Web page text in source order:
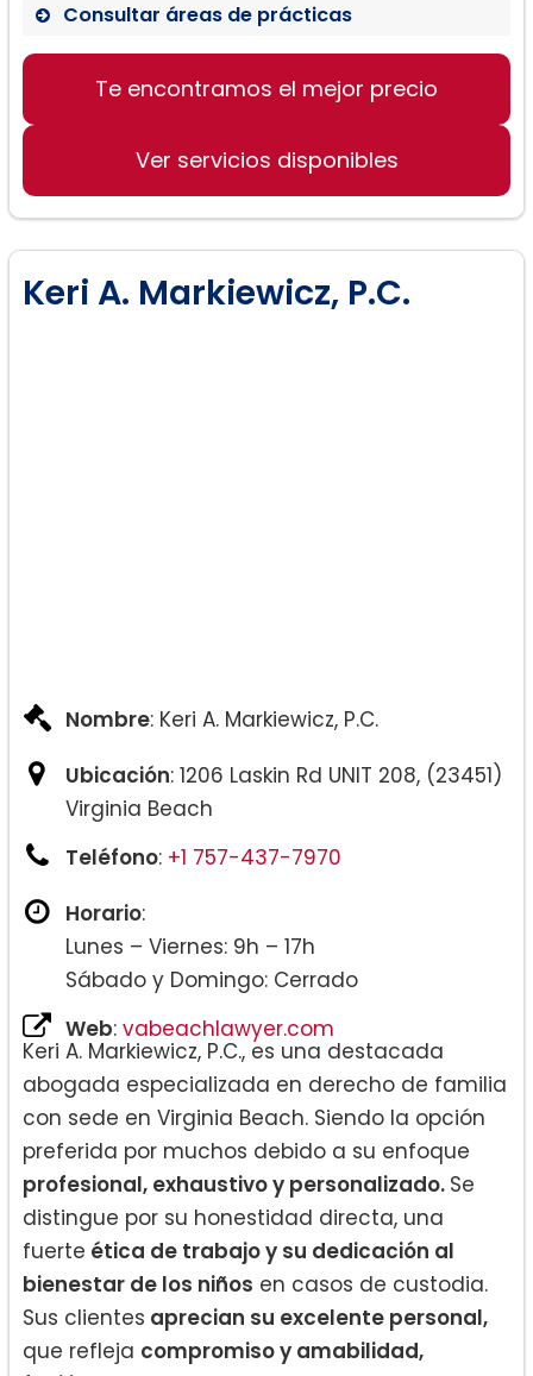
Consultar áreas de prácticas
Derecho de Familia
Custodia y visitación de hijos
Te encontramos el mejor precio
Ver servicios disponibles
Keri A. Markiewicz, P.C.
Nombre: Keri A. Markiewicz, P.C.
Ubicación: 1206 Laskin Rd UNIT 208, (23451)
Virginia Beach
Teléfono: +1 757-437-7970
Horario:
Lunes – Viernes: 9h – 17h
Sábado y Domingo: Cerrado
Web: vabeachlawyer.com
Keri A. Markiewicz, P.C., es una destacada
abogada especializada en derecho de familia
con sede en Virginia Beach. Siendo la opción
preferida por muchos debido a su enfoque
profesional, exhaustivo y personalizado. Se
distingue por su honestidad directa, una
fuerte ética de trabajo y su dedicación al
bienestar de los niños en casos de custodia.
Sus clientes aprecian su excelente personal,
que refleja compromiso y amabilidad,